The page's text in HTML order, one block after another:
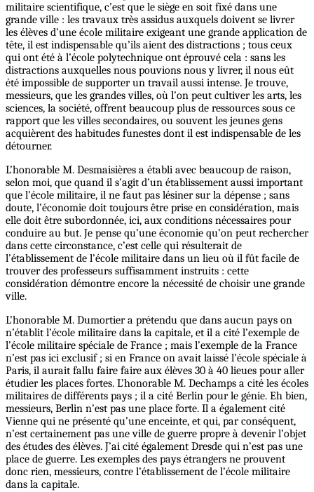
militaire scientifique, c’est que le siège en soit fixé dans une
grande ville : les travaux très assidus auxquels doivent se livrer
les élèves d’une école militaire exigeant une grande application de
tête, il est indispensable qu’ils aient des distractions ; tous ceux
qui ont été à l’école polytechnique ont éprouvé cela : sans les
distractions auxquelles nous pouvions nous y livrer, il nous eût
été impossible de supporter un travail aussi intense. Je trouve,
messieurs, que les grandes villes, où l’on peut cultiver les arts, les
sciences, la société, offrent beaucoup plus de ressources sous ce
rapport que les villes secondaires, ou souvent les jeunes gens
acquièrent des habitudes funestes dont il est indispensable de les
détourner.
L’honorable M. Desmaisières a établi avec beaucoup de raison,
selon moi, que quand il s’agit d’un établissement aussi important
que l’école militaire, il ne faut pas lésiner sur la dépense ; sans
doute, l’économie doit toujours être prise en considération, mais
elle doit être subordonnée, ici, aux conditions nécessaires pour
conduire au but. Je pense qu’une économie qu’on peut rechercher
dans cette circonstance, c’est celle qui résulterait de
l’établissement de l’école militaire dans un lieu où il fût facile de
trouver des professeurs suffisamment instruits : cette
considération démontre encore la nécessité de choisir une grande
ville.
L’honorable M. Dumortier a prétendu que dans aucun pays on
n’établit l’école militaire dans la capitale, et il a cité l’exemple de
l’école militaire spéciale de France ; mais l’exemple de la France
n’est pas ici exclusif ; si en France on avait laissé l’école spéciale à
Paris, il aurait fallu faire faire aux élèves 30 à 40 lieues pour aller
étudier les places fortes. L’honorable M. Dechamps a cité les écoles
militaires de différents pays ; il a cité Berlin pour le génie. Eh bien,
messieurs, Berlin n’est pas une place forte. Il a également cité
Vienne qui ne présenté qu’une enceinte, et qui, par conséquent,
n’est certainement pas une ville de guerre propre à devenir l’objet
des études des élèves. J’ai cité également Dresde qui n’est pas une
place de guerre. Les exemples des pays étrangers ne prouvent
donc rien, messieurs, contre l’établissement de l’école militaire
dans la capitale.